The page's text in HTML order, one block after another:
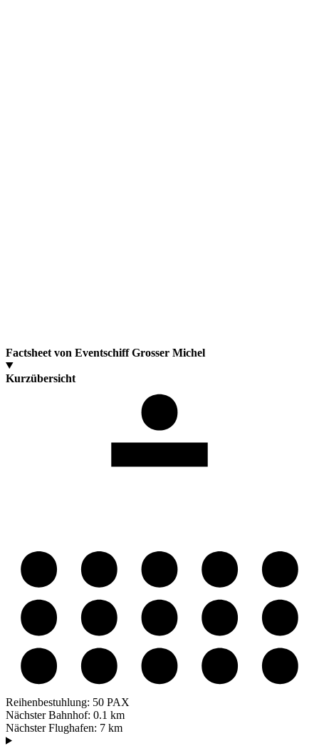
Factsheet von Eventschiff Grosser Michel
Kurzübersicht
Reihenbestuhlung: 50 PAX
Nächster Bahnhof: 0.1 km
Nächster Flughafen: 7 km